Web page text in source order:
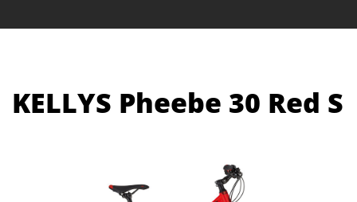
KELLYS Pheebe 30 Red S